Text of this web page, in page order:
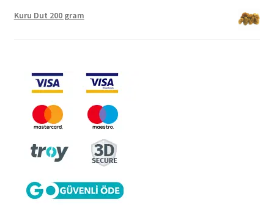
Kuru Dut 200 gram